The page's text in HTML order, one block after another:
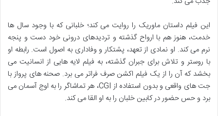
این فیلم داستان ماوریک را روایت می کند؛ خلبانی که با وجود سال ها
خدمت، هنوز هم با ارواح گذشته و تردیدهای درونی خود دست و پنجه
نرم می کند. او نمادی از تعهد، پشتکار و وفاداری به اصول است. رابطه او
با روستر و تلاش برای جبران گذشته، به فیلم لایه هایی از انسانیت می
بخشد که آن را از یک فیلم اکشن صرف فراتر می برد. صحنه های پرواز با
جت های واقعی و بدون استفاده از CGI، هر تماشاگر را به اوج آسمان می
برد و حس حضور در کابین خلبان را به او القا می کند.